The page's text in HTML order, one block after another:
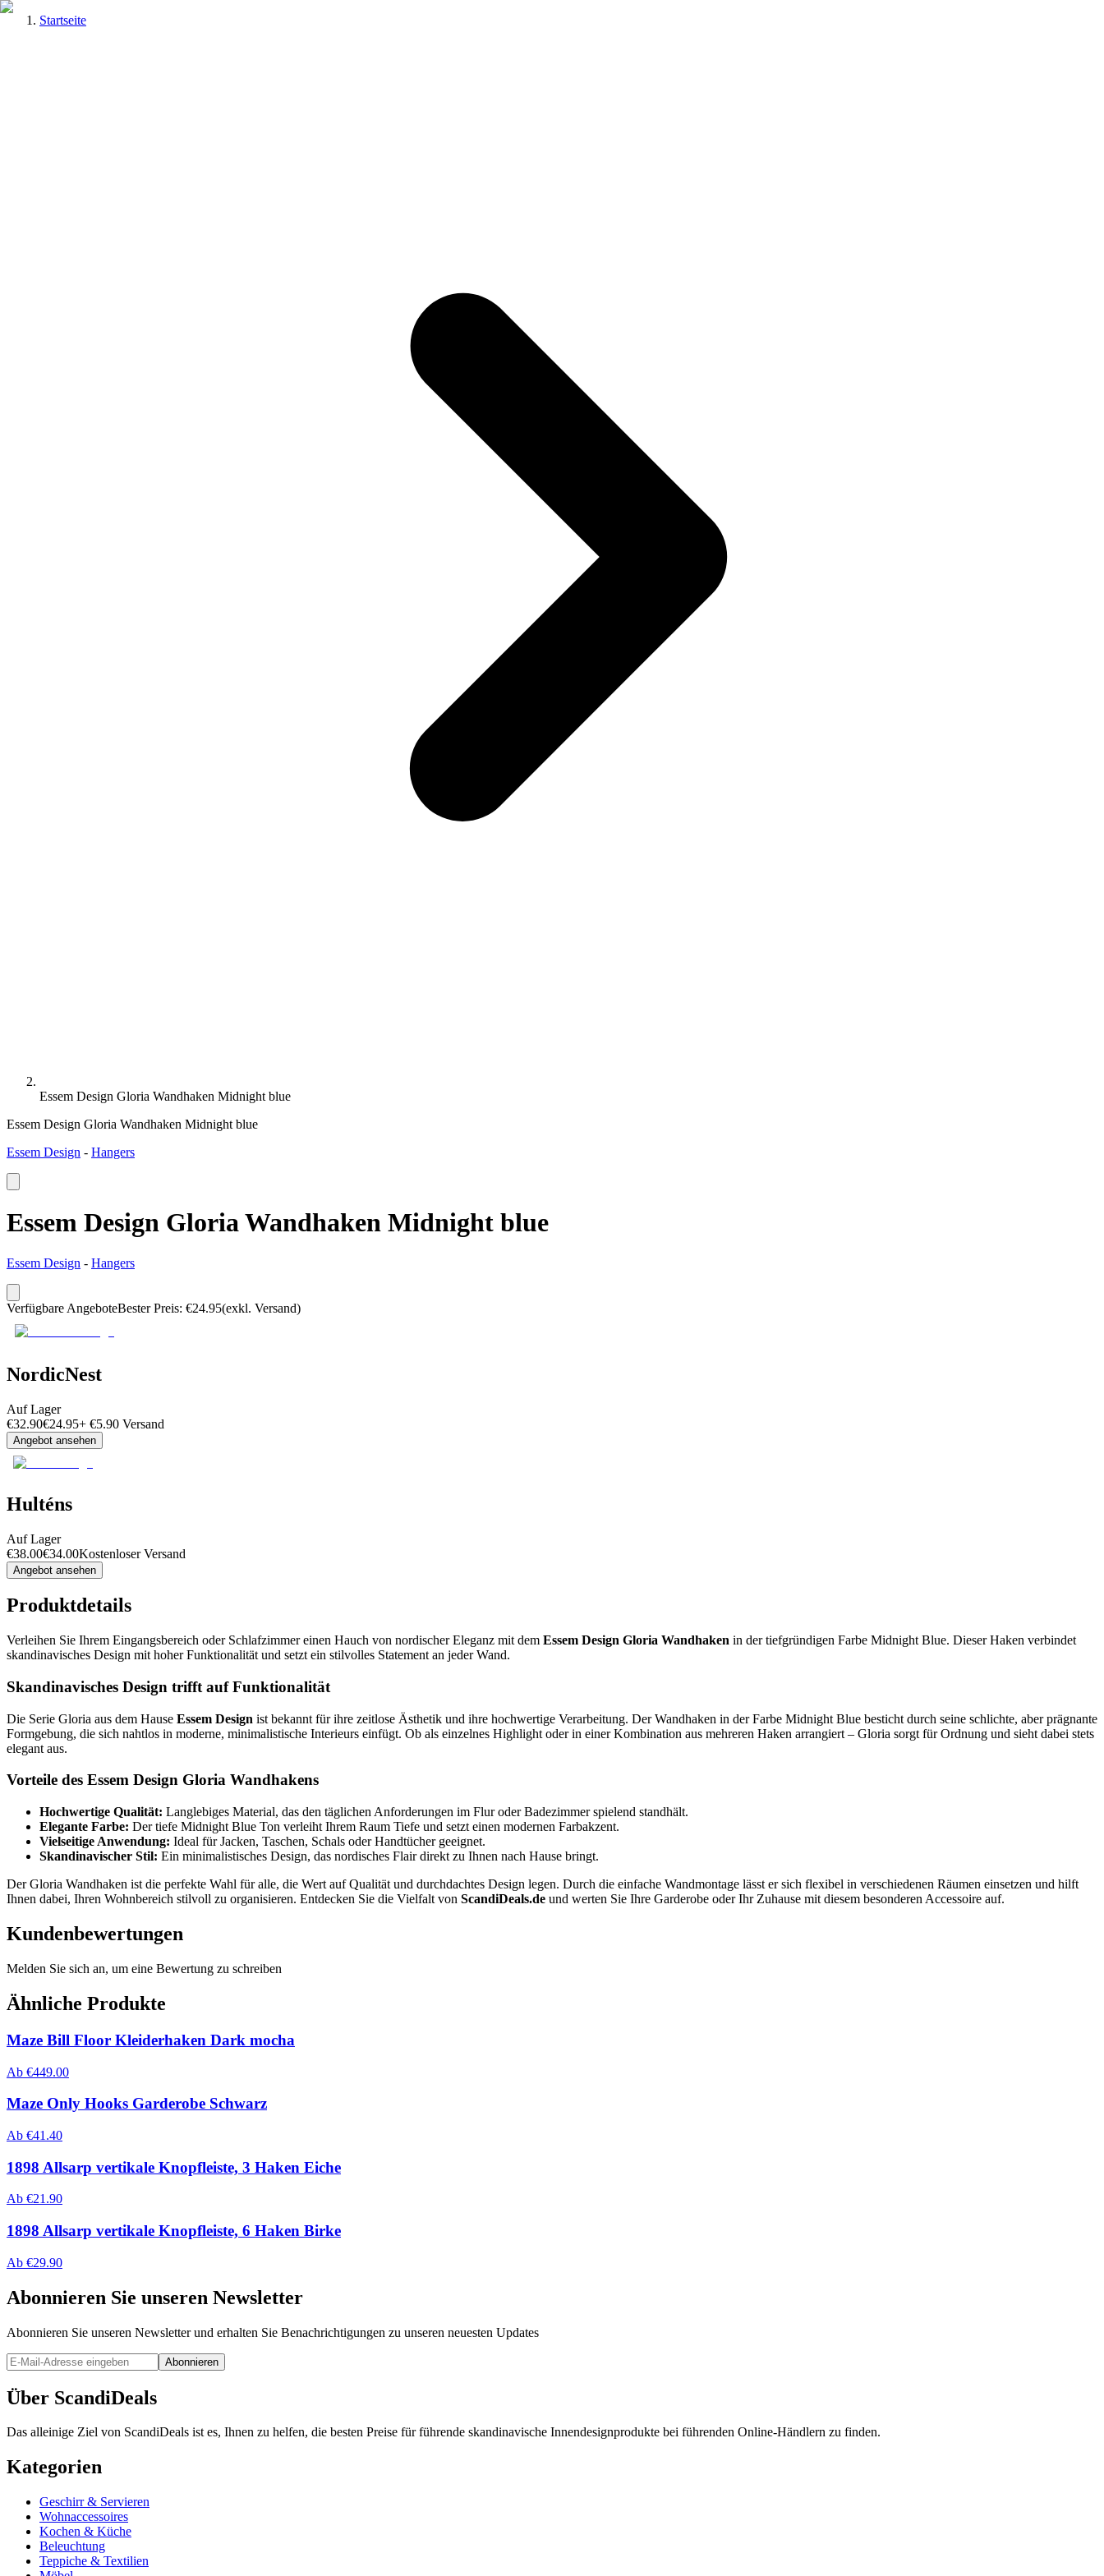
Startseite
Essem Design Gloria Wandhaken Midnight blue
Essem Design Gloria Wandhaken Midnight blue
Essem Design - Hangers
Essem Design Gloria Wandhaken Midnight blue
Essem Design - Hangers
Verfügbare AngeboteBester Preis: €24.95(exkl. Versand)
NordicNest
Auf Lager
€32.90€24.95+ €5.90 Versand
Angebot ansehen
Hulténs
Auf Lager
€38.00€34.00Kostenloser Versand
Angebot ansehen
Produktdetails
Verleihen Sie Ihrem Eingangsbereich oder Schlafzimmer einen Hauch von nordischer Eleganz mit dem Essem Design Gloria Wandhaken in der tiefgründigen Farbe Midnight Blue. Dieser Haken verbindet
skandinavisches Design mit hoher Funktionalität und setzt ein stilvolles Statement an jeder Wand.
Skandinavisches Design trifft auf Funktionalität
Die Serie Gloria aus dem Hause Essem Design ist bekannt für ihre zeitlose Ästhetik und ihre hochwertige Verarbeitung. Der Wandhaken in der Farbe Midnight Blue besticht durch seine schlichte, aber prägnante
Formgebung, die sich nahtlos in moderne, minimalistische Interieurs einfügt. Ob als einzelnes Highlight oder in einer Kombination aus mehreren Haken arrangiert – Gloria sorgt für Ordnung und sieht dabei stets
elegant aus.
Vorteile des Essem Design Gloria Wandhakens
Hochwertige Qualität: Langlebiges Material, das den täglichen Anforderungen im Flur oder Badezimmer spielend standhält.
Elegante Farbe: Der tiefe Midnight Blue Ton verleiht Ihrem Raum Tiefe und setzt einen modernen Farbakzent.
Vielseitige Anwendung: Ideal für Jacken, Taschen, Schals oder Handtücher geeignet.
Skandinavischer Stil: Ein minimalistisches Design, das nordisches Flair direkt zu Ihnen nach Hause bringt.
Der Gloria Wandhaken ist die perfekte Wahl für alle, die Wert auf Qualität und durchdachtes Design legen. Durch die einfache Wandmontage lässt er sich flexibel in verschiedenen Räumen einsetzen und hilft
Ihnen dabei, Ihren Wohnbereich stilvoll zu organisieren. Entdecken Sie die Vielfalt von ScandiDeals.de und werten Sie Ihre Garderobe oder Ihr Zuhause mit diesem besonderen Accessoire auf.
Kundenbewertungen
Melden Sie sich an, um eine Bewertung zu schreiben
Ähnliche Produkte
Maze Bill Floor Kleiderhaken Dark mocha
Ab €449.00
Maze Only Hooks Garderobe Schwarz
Ab €41.40
1898 Allsarp vertikale Knopfleiste, 3 Haken Eiche
Ab €21.90
1898 Allsarp vertikale Knopfleiste, 6 Haken Birke
Ab €29.90
Abonnieren Sie unseren Newsletter
Abonnieren Sie unseren Newsletter und erhalten Sie Benachrichtigungen zu unseren neuesten Updates
Abonnieren
Über ScandiDeals
Das alleinige Ziel von ScandiDeals ist es, Ihnen zu helfen, die besten Preise für führende skandinavische Innendesignprodukte bei führenden Online-Händlern zu finden.
Kategorien
Geschirr & Servieren
Wohnaccessoires
Kochen & Küche
Beleuchtung
Teppiche & Textilien